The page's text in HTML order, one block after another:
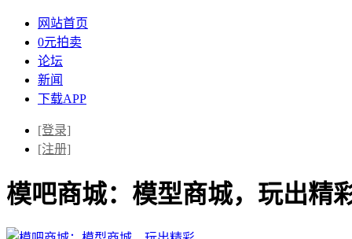
网站首页
0元拍卖
论坛
新闻
下载APP
[登录]
[注册]
模吧商城：模型商城，玩出精